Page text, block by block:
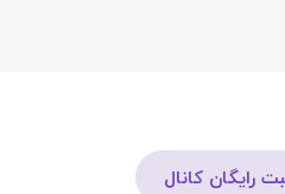
رایگان کانال